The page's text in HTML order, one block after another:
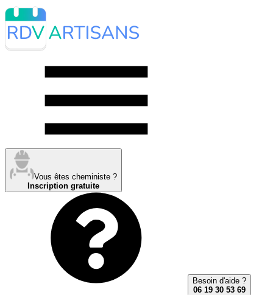
Vous êtes cheministe ?
Inscription gratuite
Besoin d'aide ?
06 19 30 53 69